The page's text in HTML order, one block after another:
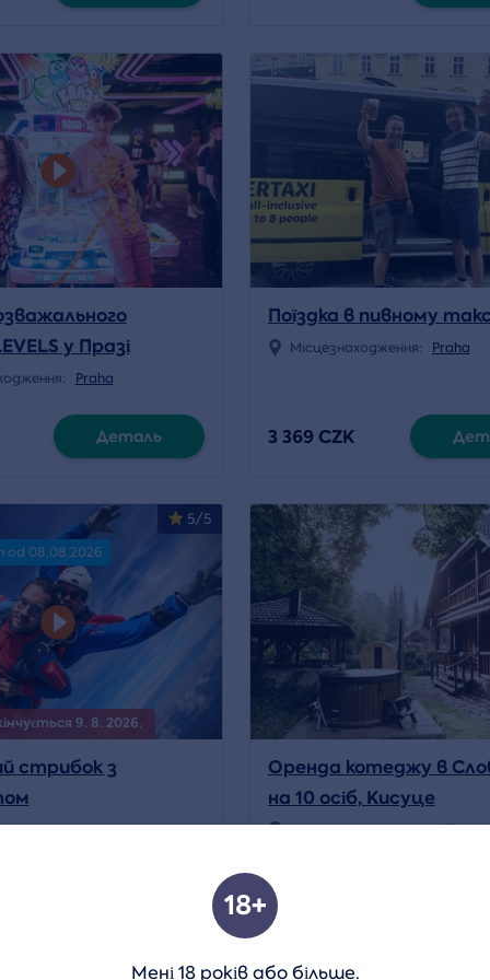
у Празі
Praha
Деталь
Поїздка в пивному
Місцезнаходження: Praha
3 369 CZK
9. 8. 2026.
5/5
od 08.08.2026
стрибок з
Rokycany,
Оренда котеджу в
на 10 осіб, Кисуце
Місцезнаходження:
19 975 CZK
5/5
Volný termín od 08.08.2026
18+
Мені 18 років або більше.